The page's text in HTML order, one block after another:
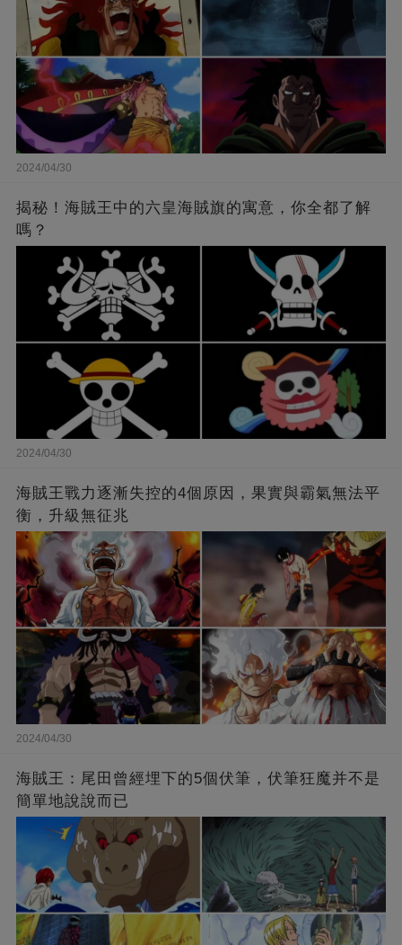
2024/04/30
揭秘！海賊王中的六皇海賊旗的寓意，你全都了解
嗎？
2024/04/30
海賊王戰力逐漸失控的4個原因，果實與霸氣無法平
衡，升級無征兆
2024/04/30
海賊王：尾田曾經埋下的5個伏筆，伏筆狂魔并不是
簡單地說說而已